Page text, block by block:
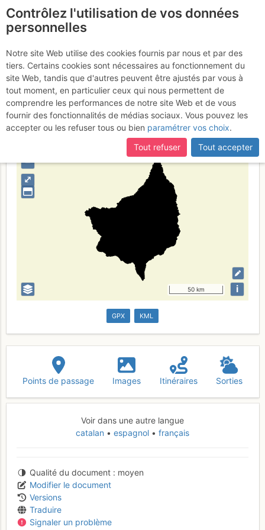
certaines pages ne sont plus accessibles, manquantes ou
incomplètes, déconnectez-vous puis reconnectez-vous à votre
compte sur le site.
Couserans - Aran N
Type de région massif
⤢
–
50 km i
GPX KML
Points de passage Images Itinéraires Sorties
Voir dans une autre langue
catalan
espagnol français
Qualité du document
moyen
Modifier le document
Versions
Traduire
Signaler un problème
Contrôlez l'utilisation de vos données
personnelles
Notre site Web utilise des cookies fournis par nous et par des
tiers. Certains cookies sont nécessaires au fonctionnement du
site Web, tandis que d'autres peuvent être ajustés par vous à
tout moment, en particulier ceux qui nous permettent de
comprendre les performances de notre site Web et de vous
fournir des fonctionnalités de médias sociaux. Vous pouvez les
accepter ou les refuser tous ou bien paramétrer vos choix.
Tout refuser
Tout accepter